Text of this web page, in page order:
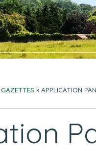
GAZETTES » APPLICATION